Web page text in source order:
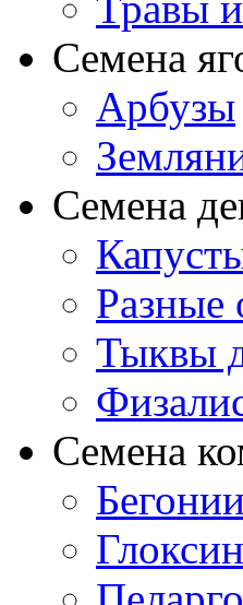
Семена
Арбузы
Семена
Разные
Тыквы
Семена
Бегонии